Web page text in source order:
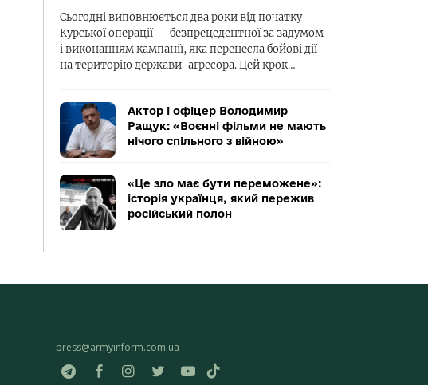
Сьогодні виповнюється два роки від початку
Курської операції — безпрецедентної за задумом
і виконанням кампанії, яка перенесла бойові дії
на територію держави-агресора. Цей крок…
Актор і офіцер Володимир
Ращук: «Воєнні фільми не мають
нічого спільного з війною»
«Це зло має бути переможене»:
історія українця, який пережив
російський полон
press@armyinform.com.ua